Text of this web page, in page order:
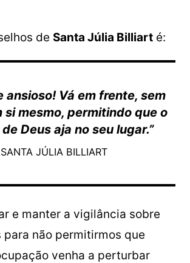
de Santa Júlia Billiarté:
ansioso! Vá em frente, sem
si mesmo, permitindo que o
Deus aja no seu lugar.”
SANTA JÚLIA BILLIART
e manter a vigilância sobre
para não permitirmos que
venha a perturbar